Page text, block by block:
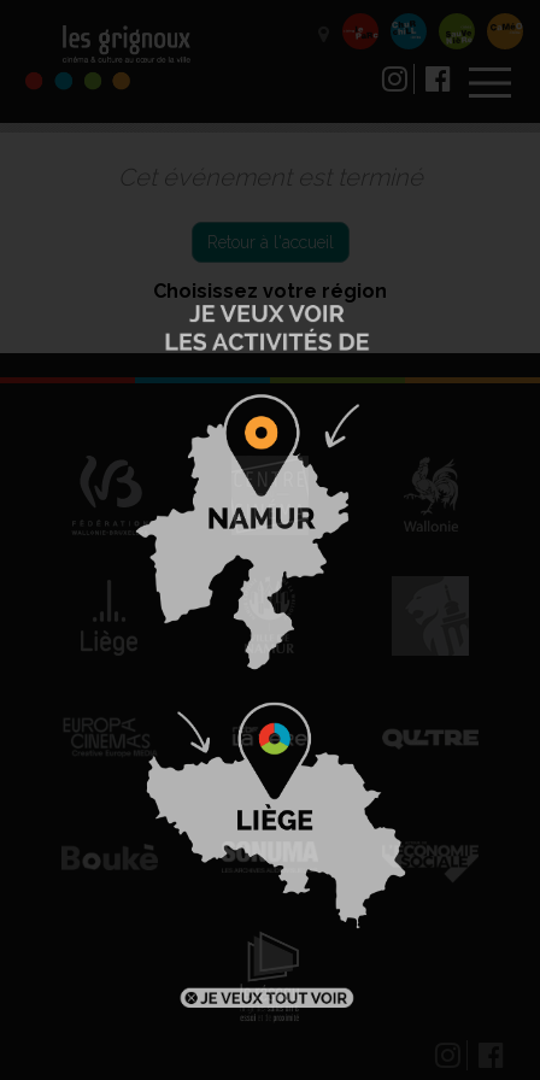
Cet événement est terminé
Retour à l'accueil
Choisissez votre région